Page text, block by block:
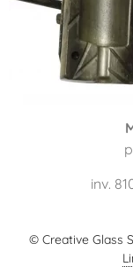
inv.
© Creative Glass